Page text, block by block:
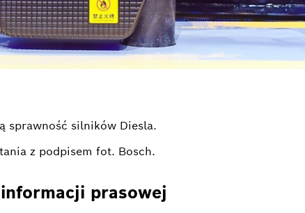
sprawność silników Diesla.
z podpisem fot. Bosch.
prasowej